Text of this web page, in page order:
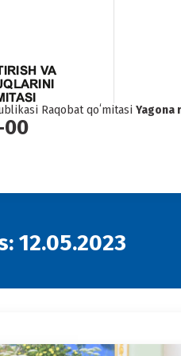
Raqobat qoʻmitasi Yagona
00
12.05.2023